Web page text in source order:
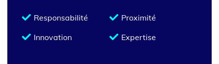
Responsabilité
Proximité
Innovation
Expertise